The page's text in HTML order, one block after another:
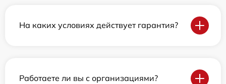
На каких условиях действует гарантия?
Работаете ли вы с организациями?